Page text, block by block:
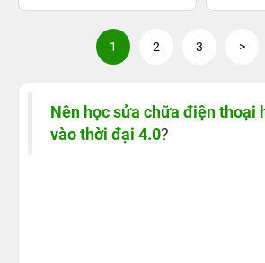
1 2 3 >
Nên học sửa chữa điện thoại
vào thời đại 4.0?